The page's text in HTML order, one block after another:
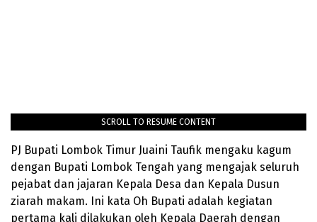
SCROLL TO RESUME CONTENT
PJ Bupati Lombok Timur Juaini Taufik mengaku kagum
dengan Bupati Lombok Tengah yang mengajak seluruh
pejabat dan jajaran Kepala Desa dan Kepala Dusun
ziarah makam. Ini kata Oh Bupati adalah kegiatan
pertama kali dilakukan oleh Kepala Daerah dengan